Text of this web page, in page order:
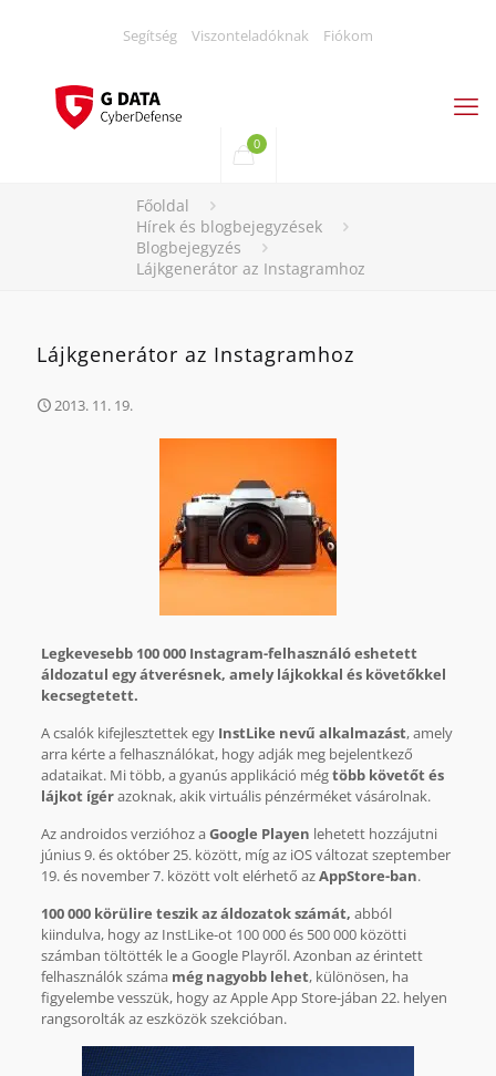
Segítség Viszonteladóknak Fiókom
0
Főoldal
Hírek és blogbejegyzések
Blogbejegyzés
Lájkgenerátor az Instagramhoz
Lájkgenerátor az Instagramhoz
2013. 11. 19.
Legkevesebb 100 000 Instagram-felhasználó eshetett
áldozatul egy átverésnek, amely lájkokkal és követőkkel
kecsegtetett.
A csalók kifejlesztettek egyInstLike nevű alkalmazást, amely
arra kérte a felhasználókat, hogy adják meg bejelentkező
adataikat. Mi több, a gyanús applikáció mégtöbb követőt és
lájkot ígérazoknak, akik virtuális pénzérméket vásárolnak.
Az androidos verzióhoz aGoogle Playen lehetett hozzájutni
június 9. és október 25. között, míg az iOS változat szeptember
19. és november 7. között volt elérhető azAppStore-ban.
100 000 körülire teszik az áldozatok számát, abból
kiindulva, hogy az InstLike-ot 100 000 és 500 000 közötti
számban töltötték le a Google Playről. Azonban az érintett
felhasználók száma még nagyobb lehet, különösen, ha
figyelembe vesszük, hogy az Apple App Store-jában 22. helyen
rangsorolták az eszközök szekcióban.